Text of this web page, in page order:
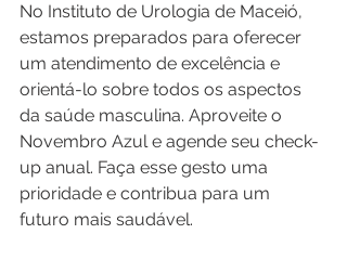
No Instituto de Urologia de Maceió,
estamos preparados para oferecer
um atendimento de excelência e
orientá-lo sobre todos os aspectos
da saúde masculina. Aproveite o
Novembro Azul e agende seu check-
up anual. Faça esse gesto uma
prioridade e contribua para um
futuro mais saudável.